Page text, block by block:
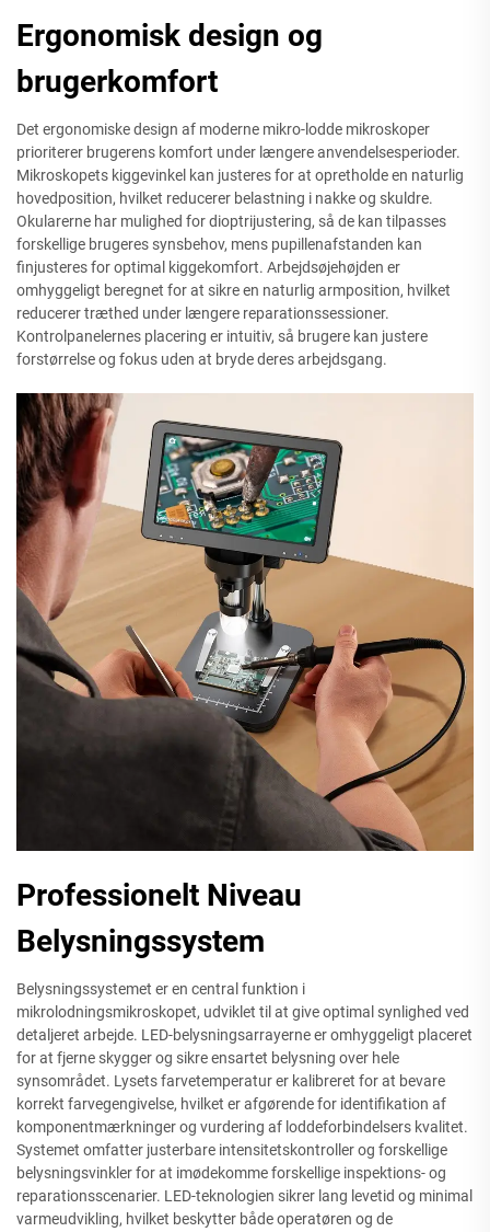
Ergonomisk design og
brugerkomfort
Det ergonomiske design af moderne mikro-lodde mikroskoper
prioriterer brugerens komfort under længere anvendelsesperioder.
Mikroskopets kiggevinkel kan justeres for at opretholde en naturlig
hovedposition, hvilket reducerer belastning i nakke og skuldre.
Okularerne har mulighed for dioptrijustering, så de kan tilpasses
forskellige brugeres synsbehov, mens pupillenafstanden kan
finjusteres for optimal kiggekomfort. Arbejdsøjehøjden er
omhyggeligt beregnet for at sikre en naturlig armposition, hvilket
reducerer træthed under længere reparationssessioner.
Kontrolpanelernes placering er intuitiv, så brugere kan justere
forstørrelse og fokus uden at bryde deres arbejdsgang.
Professionelt Niveau
Belysningssystem
Belysningssystemet er en central funktion i
mikrolodningsmikroskopet, udviklet til at give optimal synlighed ved
detaljeret arbejde. LED-belysningsarrayerne er omhyggeligt placeret
for at fjerne skygger og sikre ensartet belysning over hele
synsområdet. Lysets farvetemperatur er kalibreret for at bevare
korrekt farvegengivelse, hvilket er afgørende for identifikation af
komponentmærkninger og vurdering af loddeforbindelsers kvalitet.
Systemet omfatter justerbare intensitetskontroller og forskellige
belysningsvinkler for at imødekomme forskellige inspektions- og
reparationsscenarier. LED-teknologien sikrer lang levetid og minimal
varmeudvikling, hvilket beskytter både operatøren og de